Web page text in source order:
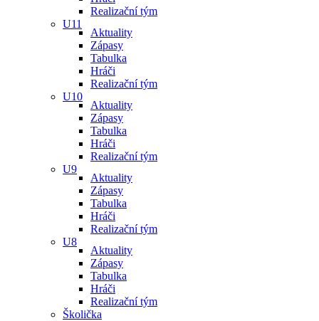
Realizační tým
U11
Aktuality
Zápasy
Tabulka
Hráči
Realizační tým
U10
Aktuality
Zápasy
Tabulka
Hráči
Realizační tým
U9
Aktuality
Zápasy
Tabulka
Hráči
Realizační tým
U8
Aktuality
Zápasy
Tabulka
Hráči
Realizační tým
Školička